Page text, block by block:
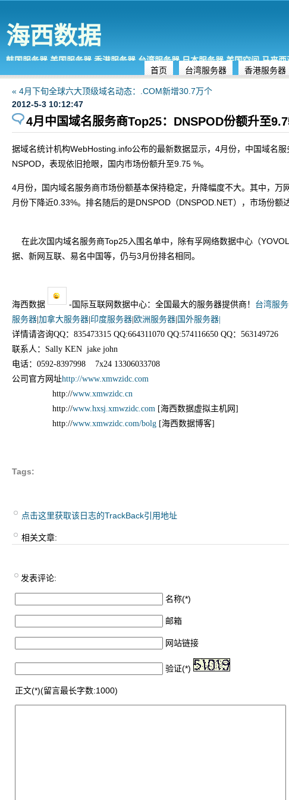
海西数据
韩国服务器,美国服务器,香港服务器,台湾服务器,日本服务器,美国空间,马来
首页
台湾服务器 香港服务器
« 4月下旬全球六大顶级域名动态：.COM新增30.7万个
2012-5-3 10:12:47
4月中国域名服务商Top25：DNSPOD份额升至
据域名统计机构WebHosting.info公布的最新数据显示，4月份，中国域名
NSPOD，表现依旧抢眼，国内市场份额升至9.75 %。
4月份，国内域名服务商市场份额基本保持稳定，升降幅度不大。其中，
月份下降近0.33%。排名随后的是DNSPOD（DNSPOD.NET），市场份
在此次国内域名服务商Top25入围名单中，除有孚网络数据中心（
据、新网互联、易名中国等，仍与3月份排名相同。
海西数据 -国际互联网数据中心：全国最大的服务器提供商！ 台湾服
服务器 加拿大服务器 印度服务器 欧洲服务器 国外服务器|
详情请咨询QQ：835473315 QQ:664311070 QQ:574116650 QQ：563149726
联系人：Sally KEN jake john
电话：0592-8397998 7x24 13306033708
公司官方网址http://www.xmwzidc.com
http://www.xmwzidc.cn
http://www.hxsj.xmwzidc.com [海西数据虚拟主机网]
http://www.xmwzidc.com/bolg [海西数据博客]
Tags:
点击这里获取该日志的TrackBack引用地址
相关文章:
发表评论:
名称(*)
邮箱
网站链接
验证(*)
正文(*)(留言最长字数:1000)